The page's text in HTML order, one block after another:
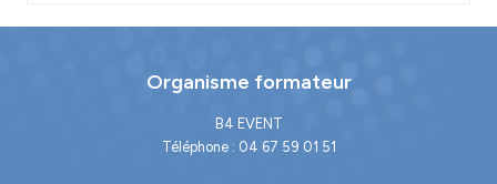
Organisme formateur
B4 EVENT
Téléphone : 04 67 59 01 51